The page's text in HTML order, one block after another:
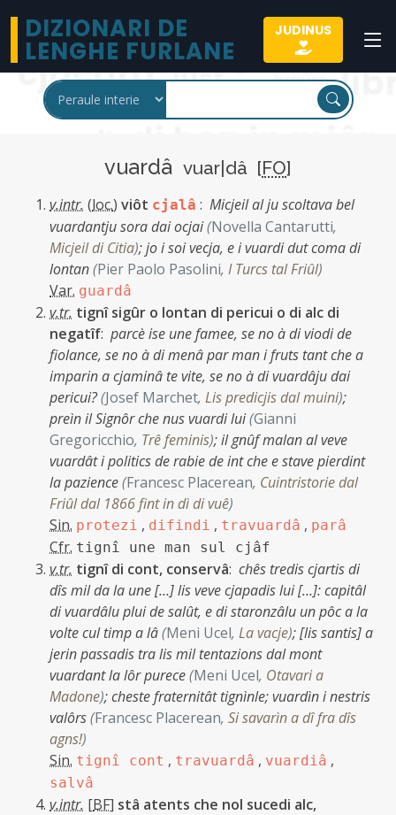
DIZIONARI DE
LENGHE FURLANE
JUDINUS
vuardâ vuar|dâ [FO]
v.intr. (loc.) viôt cjalâ : Micjeil al ju scoltava bel
vuardantju sora dai ocjai(Novella Cantarutti,
Micjeil di Citia);jo i soi vecja, e i vuardi dut coma di
lontan(Pier Paolo Pasolini, I Turcs tal Friûl)
Var. guardâ
v.tr. tignî sigûr o lontan di pericui o di alc di
negatîf: parcè ise une famee, se no à di viodi de
fiolance, se no à di menâ par man i fruts tant che a
imparin a cjaminâ te vite, se no à di vuardâju dai
pericui?(Josef Marchet, Lis predicjis dal muini);
preìn il Signôr che nus vuardi lui(Gianni
Gregoricchio, Trê feminis);il gnûf malan al veve
vuardât i politics de rabie de int che e stave pierdint
la pazience(Francesc Placerean, Cuintristorie dal
Friûl dal 1866 fint in dì di vuê)
Sin. protezi , difindi , travuardâ , parâ
Cfr. tignî une man sul cjâf
v.tr. tignî di cont, conservâ: chês tredis cjartis di
dîs mil da la une […] lis veve cjapadis lui […]: capitâl
di vuardâlu plui de salût, e di staronzâlu un pôc a la
volte cul timp a lâ(Meni Ucel, La vacje);[lis santis] a
jerin passadis tra lis mil tentazions dal mont
vuardant la lôr purece(Meni Ucel, Otavari a
Madone);cheste fraternitât tignìnle; vuardìn i nestris
valôrs(Francesc Placerean, Si savarìn a dî fra dîs
agns!)
Sin. tignî cont , travuardâ , vuardiâ ,
salvâ
v.intr. [BF] stâ atents che nol sucedi alc,